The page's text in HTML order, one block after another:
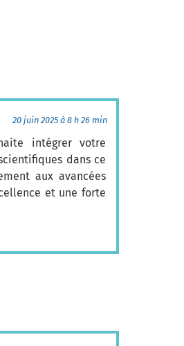
20 juin 2025 à 8 h 26 min
intégrer votre
dans ce
aux avancées
et une forte